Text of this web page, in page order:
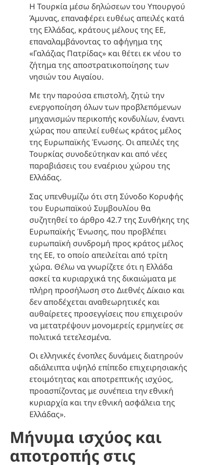
Η Τουρκία μέσω δηλώσεων του Υπουργού
Άμυνας, επαναφέρει ευθέως απειλές κατά
της Ελλάδας, κράτους μέλους της ΕΕ,
επαναλαμβάνοντας το αφήγημα της
«Γαλάζιας Πατρίδας» και θέτει εκ νέου το
ζήτημα της αποστρατικοποίησης των
νησιών του Αιγαίου.
Με την παρούσα επιστολή, ζητώ την
ενεργοποίηση όλων των προβλεπόμενων
μηχανισμών περικοπής κονδυλίων, έναντι
χώρας που απειλεί ευθέως κράτος μέλος
της Ευρωπαϊκής Ένωσης. Οι απειλές της
Τουρκίας συνοδεύτηκαν και από νέες
παραβιάσεις του εναέριου χώρου της
Ελλάδας.
Σας υπενθυμίζω ότι στη Σύνοδο Κορυφής
του Ευρωπαϊκού Συμβουλίου θα
συζητηθεί το άρθρο 42.7 της Συνθήκης της
Ευρωπαϊκής Ένωσης, που προβλέπει
ευρωπαϊκή συνδρομή προς κράτος μέλος
της ΕΕ, το οποίο απειλείται από τρίτη
χώρα. Θέλω να γνωρίζετε ότι η Ελλάδα
ασκεί τα κυριαρχικά της δικαιώματα με
πλήρη προσήλωση στο Διεθνές Δίκαιο και
δεν αποδέχεται αναθεωρητικές και
αυθαίρετες προσεγγίσεις που επιχειρούν
να μετατρέψουν μονομερείς ερμηνείες σε
πολιτικά τετελεσμένα.
Οι ελληνικές ένοπλες δυνάμεις διατηρούν
αδιάλειπτα υψηλό επίπεδο επιχειρησιακής
ετοιμότητας και αποτρεπτικής ισχύος,
προασπίζοντας με συνέπεια την εθνική
κυριαρχία και την εθνική ασφάλεια της
Ελλάδας».
Μήνυμα ισχύος και
αποτροπής στις